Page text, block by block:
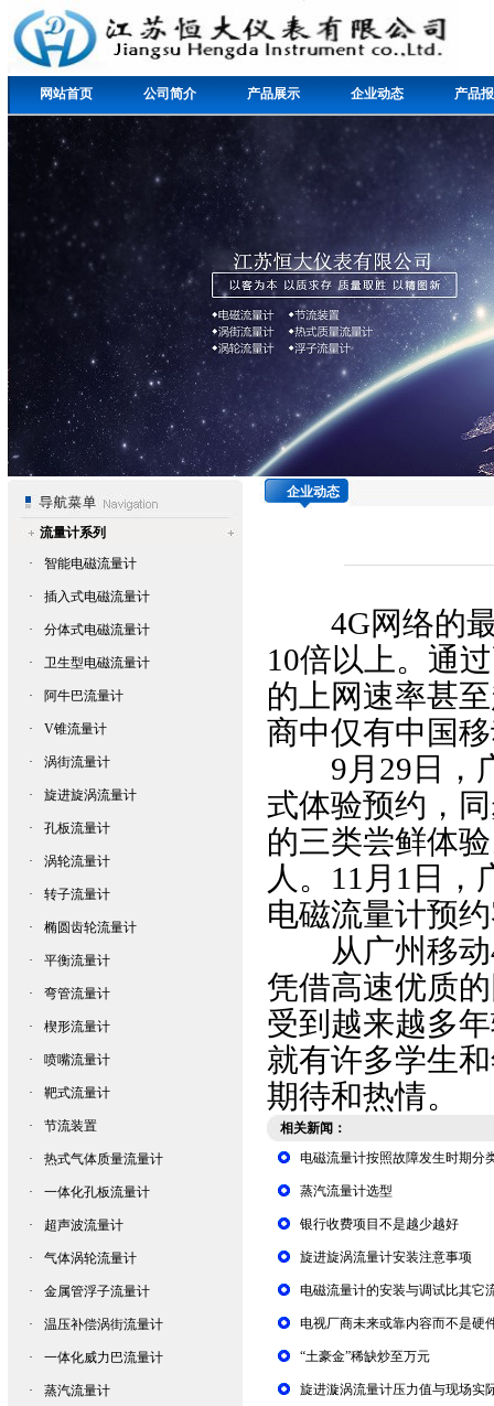
网站首页 公司简介 产品展示 企业动态 产品
流量计系列
·
智能电磁流量计
· 插入式电磁流量计
· 分体式电磁流量计
· 卫生型电磁流量计
· 阿牛巴流量计
· V锥流量计
· 涡街流量计
· 旋进旋涡流量计
· 孔板流量计
· 涡轮流量计
· 转子流量计
· 椭圆齿轮流量计
· 平衡流量计
· 弯管流量计
· 楔形流量计
· 喷嘴流量计
· 靶式流量计
· 节流装置
· 热式气体质量流量计
· 一体化孔板流量计
· 超声波流量计
· 气体涡轮流量计
· 金属管浮子流量计
· 温压补偿涡街流量计
· 一体化威力巴流量计
· 蒸汽流量计
企业动态
4G网络的最
10倍以上。通
的上网速率甚
商中仅有中国
9月29日，广
式体验预约，
的三类尝鲜体
人。11月1日
电磁流量计预
从广州移动
凭借高速优质
受到越来越多
就有许多学生
期待和热情。
相关新闻：
电磁流量计按照故障发生时期分
蒸汽流量计选型
银行收费项目不是越少越好
旋进旋涡流量计安装注意事项
电磁流量计的安装与调试比其它
电视厂商未来或靠内容而不是硬
“土豪金”稀缺炒至万元
旋进漩涡流量计压力值与现场实